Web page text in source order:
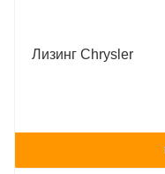
Лизинг Chrysler